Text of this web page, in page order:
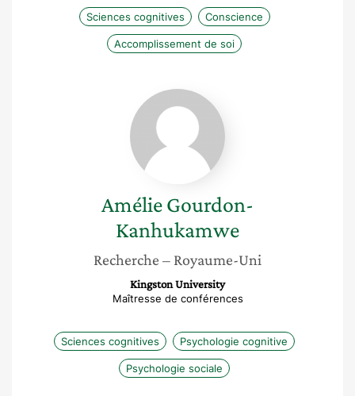
Sciences cognitives Conscience
Accomplissement de soi
Amélie
Gourdon-
Kanhukamwe
AmélieGourdon-
Kanhukamwe
Recherche – Royaume-Uni
Kingston University
Maîtresse de conférences
Sciences cognitives Psychologie cognitive
Psychologie sociale